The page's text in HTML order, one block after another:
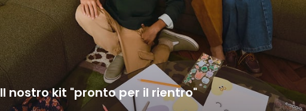
Il nostro kit "pronto per il rientro"